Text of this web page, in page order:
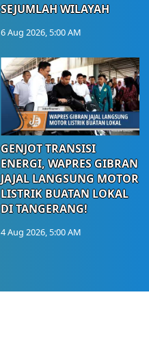
SEJUMLAH WILAYAH
6 Aug 2026, 5:00 AM
GENJOT TRANSISI
ENERGI, WAPRES GIBRAN
JAJAL LANGSUNG MOTOR
LISTRIK BUATAN LOKAL
DI TANGERANG!
4 Aug 2026, 5:00 AM